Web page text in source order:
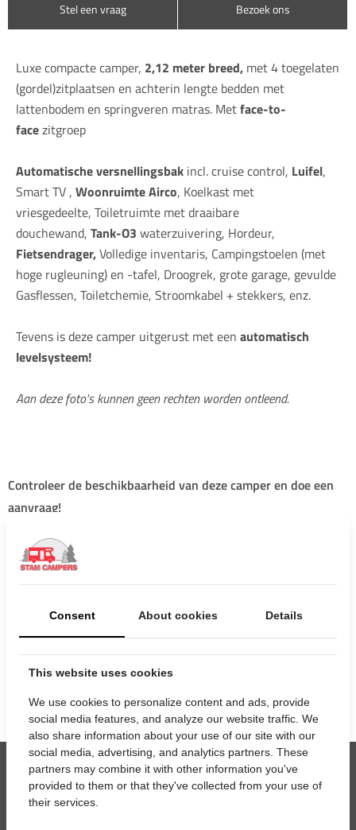
Stel een vraag Bezoek ons
Luxe compacte camper, 2,12 meter breed, met 4 toegelaten
(gordel)zitplaatsen en achterin lengte bedden met
lattenbodem en springveren matras. Metface-to-
facezitgroep
Automatische versnellingsbak incl. cruise control, Luifel,
Smart TV , Woonruimte Airco, Koelkast met
vriesgedeelte, Toiletruimte met draaibare
douchewand, Tank-O3 waterzuivering, Hordeur,
Fietsendrager,Volledige inventaris, Campingstoelen (met
hoge rugleuning) en -tafel, Droogrek, grote garage, gevulde
Gasflessen, Toiletchemie, Stroomkabel + stekkers, enz.
Tevens is deze camper uitgerust met een automatisch
levelsysteem!
Aan deze foto's kunnen geen rechten worden ontleend.
Controleer de beschikbaarheid van deze camper en doe een
aanvraag!
Selecteer uw huurperiode
Startdatum
Einddatum
Contact
Consent About cookies Details
This website uses cookies
We use cookies to personalize content and ads, provide
social media features, and analyze our website traffic. We
also share information about your use of our site with our
social media, advertising, and analytics partners. These
partners may combine it with other information you've
provided to them or that they've collected from your use of
their services.